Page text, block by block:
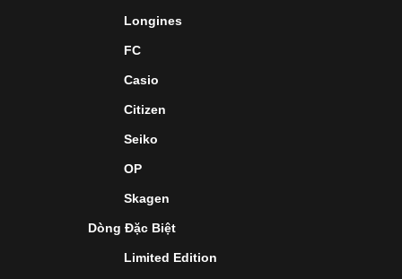
Longines
FC
Casio
Citizen
Seiko
OP
Skagen
Dòng Đặc Biệt
Limited Edition